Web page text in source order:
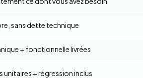
sans dette technique
+ fonctionnelle livrées
unitaires + régression inclus